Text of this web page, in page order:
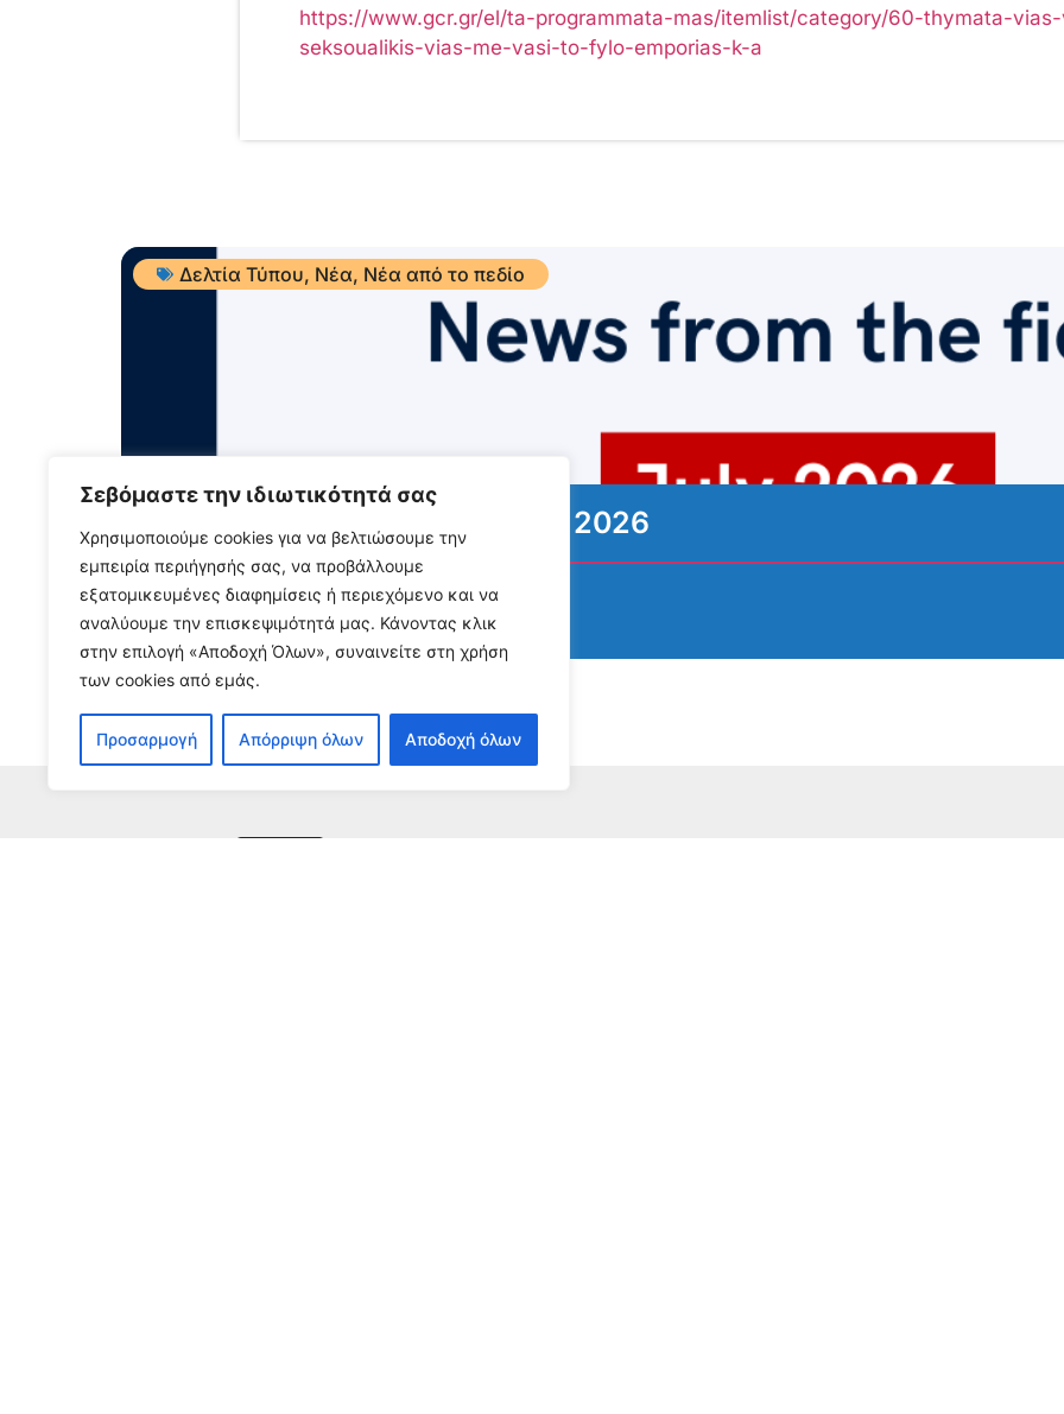
Σεβόμαστε την ιδιωτικότητά σας
Χρησιμοποιούμε cookies για να βελτιώσουμε την
εμπειρία περιήγησής σας, να προβάλλουμε
εξατομικευμένες διαφημίσεις ή περιεχόμενο και να
αναλύουμε την επισκεψιμότητά μας. Κάνοντας κλικ
στην επιλογή «Αποδοχή Όλων», συναινείτε στη χρήση
των cookies από εμάς.
Προσαρμογή Απόρριψη όλων Αποδοχή όλων
https://www.gcr.gr/el/ta-programmata-mas/itemlist/category/60-thymata-
seksoualikis-vias-me-vasi-to-fylo-emporias-k-a
Δελτία Τύπου, Νέα, Νέα από το πεδίο
ΝΕΑ ΑΠΟ ΤΟ ΠΕΔΙΟ – Ιούλιος 2026
3 Αυγούστου, 2026
Διαβάστε περισσότερα...